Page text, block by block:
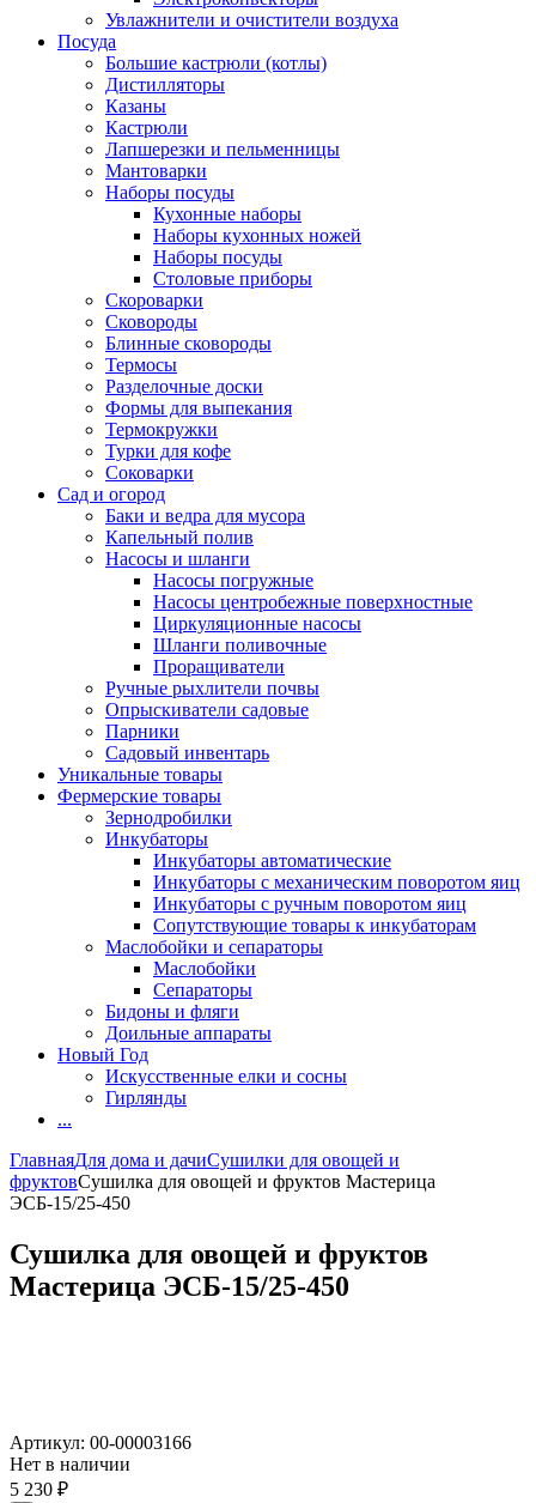
Увлажнители и очистители воздуха
Посуда
Большие кастрюли (котлы)
Дистилляторы
Казаны
Кастрюли
Лапшерезки и пельменницы
Мантоварки
Наборы посуды
Кухонные наборы
Наборы кухонных ножей
Наборы посуды
Столовые приборы
Скороварки
Сковороды
Блинные сковороды
Термосы
Разделочные доски
Формы для выпекания
Термокружки
Турки для кофе
Соковарки
Сад и огород
Баки и ведра для мусора
Капельный полив
Насосы и шланги
Насосы погружные
Насосы центробежные поверхностные
Циркуляционные насосы
Шланги поливочные
Проращиватели
Ручные рыхлители почвы
Опрыскиватели садовые
Парники
Садовый инвентарь
Уникальные товары
Фермерские товары
Зернодробилки
Инкубаторы
Инкубаторы автоматические
Инкубаторы с механическим поворотом яиц
Инкубаторы с ручным поворотом яиц
Сопутствующие товары к инкубаторам
Маслобойки и сепараторы
Маслобойки
Сепараторы
Бидоны и фляги
Доильные аппараты
Новый Год
Искусственные елки и сосны
Гирлянды
...
ГлавнаяДля дома и дачиСушилки для овощей и
фруктовСушилка для овощей и фруктов Мастерица
ЭСБ-15/25-450
Сушилка для овощей и фруктов
Мастерица ЭСБ-15/25-450
Артикул: 00-00003166
Нет в наличии
5 230 ₽